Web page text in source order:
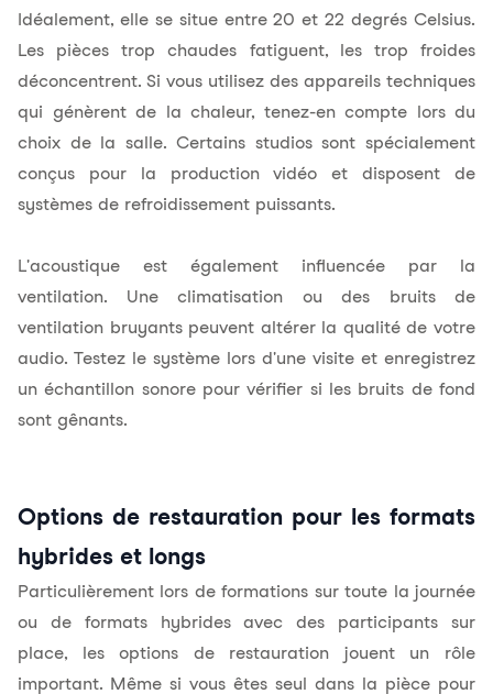
Idéalement, elle se situe entre 20 et 22 degrés Celsius.
Les pièces trop chaudes fatiguent, les trop froides
déconcentrent. Si vous utilisez des appareils techniques
qui génèrent de la chaleur, tenez-en compte lors du
choix de la salle. Certains studios sont spécialement
conçus pour la production vidéo et disposent de
systèmes de refroidissement puissants.
L'acoustique est également influencée par la
ventilation. Une climatisation ou des bruits de
ventilation bruyants peuvent altérer la qualité de votre
audio. Testez le système lors d'une visite et enregistrez
un échantillon sonore pour vérifier si les bruits de fond
sont gênants.
Options de restauration pour les formats
hybrides et longs
Particulièrement lors de formations sur toute la journée
ou de formats hybrides avec des participants sur
place, les options de restauration jouent un rôle
important. Même si vous êtes seul dans la pièce pour